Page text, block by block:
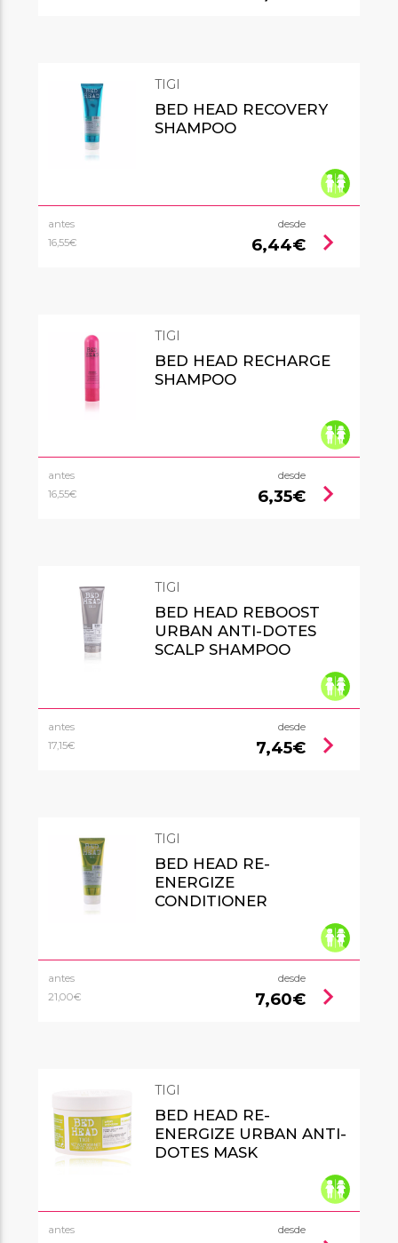
TIGI
BED HEAD RECOVERY
SHAMPOO
antes
16,55€
desde
6,44€ chevron_right
TIGI
BED HEAD RECHARGE
SHAMPOO
antes
16,55€
desde
6,35€ chevron_right
TIGI
BED HEAD REBOOST
URBAN ANTI-DOTES
SCALP SHAMPOO
antes
17,15€
desde
7,45€ chevron_right
TIGI
BED HEAD RE-
ENERGIZE
CONDITIONER
antes
21,00€
desde
7,60€ chevron_right
TIGI
BED HEAD RE-
ENERGIZE URBAN ANTI-
DOTES MASK
antes
desde